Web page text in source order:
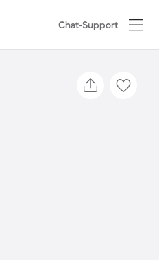
Chat-Support